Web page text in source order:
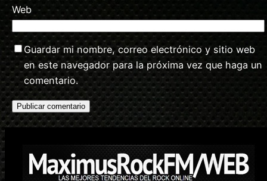
Web
Guardar mi nombre, correo electrónico y sitio web
en este navegador para la próxima vez que haga un
comentario.